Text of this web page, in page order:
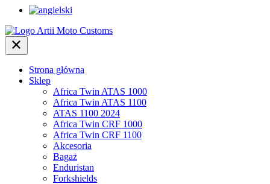
Strona główna
Sklep
Africa Twin ATAS 1000
Africa Twin ATAS 1100
ATAS 1100 2024
Africa Twin CRF 1000
Africa Twin CRF 1100
Akcesoria
Bagaż
Enduristan
Forkshields